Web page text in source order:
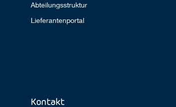
Abteilungsstruktur
Lieferantenportal
Kontakt